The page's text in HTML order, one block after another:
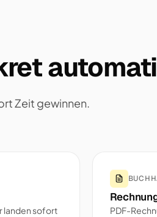
Zeit gewinnen.
landen sofort
PDF-